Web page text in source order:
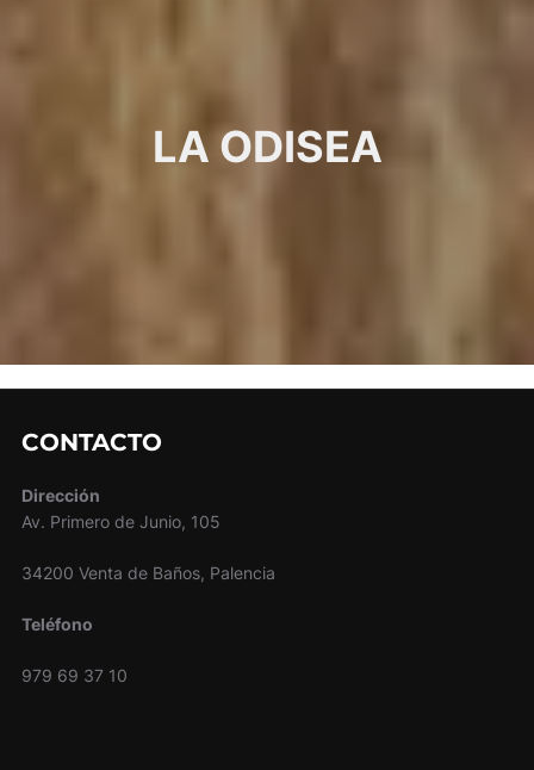
LA ODISEA
CONTACTO
Dirección
Av. Primero de Junio, 105
34200 Venta de Baños, Palencia
Teléfono
979 69 37 10